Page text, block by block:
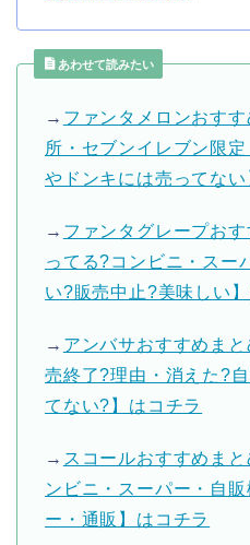
あわせて読みたい
→ ファンタメロンおす
所・セブンイレブン限
やドンキには売ってない
→ ファンタグレープお
ってる?コンビニ・スー
い?販売中止?美味しい
→ アンバサおすすめま
売終了?理由・消えた?
てない?】はコチラ
→ スコールおすすめま
ンビニ・スーパー・自
ー・通販】はコチラ